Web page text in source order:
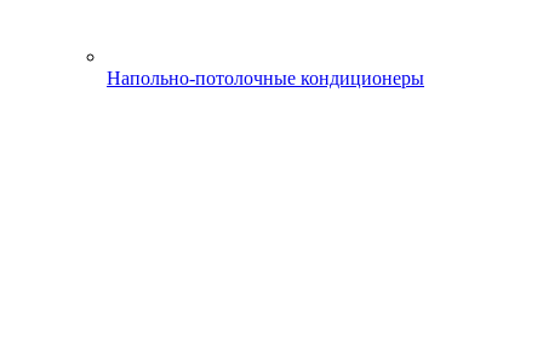
Напольно-потолочные кондиционеры